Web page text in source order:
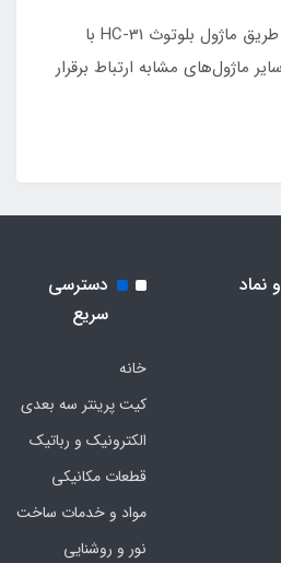
از آنجایی که می‌توان از طریق ماژول بلوتوث HC-31 با
ماژول‌های مشابه ارتباط برقرار
نماد
دسترسی
سریع
خانه
کیت پرینتر سه بعدی
الکترونیک و رباتیک
قطعات مکانیکی
مواد و خدمات ساخت
نور و روشنایی